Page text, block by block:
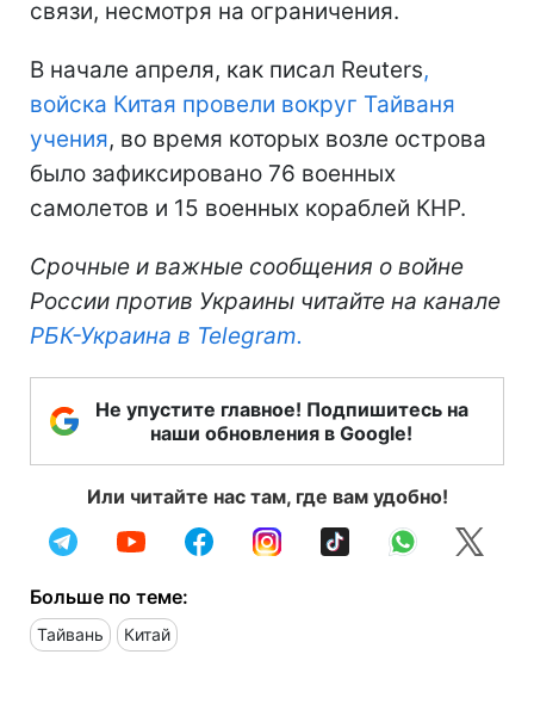
связи, несмотря на ограничения.
В начале апреля, как писал Reuters,
войска Китая провели вокруг Тайваня
учения, во время которых возле острова
было зафиксировано 76 военных
самолетов и 15 военных кораблей КНР.
Срочные и важные сообщения о войне
России против Украины читайте на канале
РБК-Украина в Telegram.
Не упустите главное! Подпишитесь на
наши обновления в Google!
Или читайте нас там, где вам удобно!
Больше по теме:
Тайвань Китай